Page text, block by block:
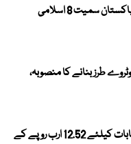
غزہ میں اسرائیلی کارروائیوں پر پاکستان سمیت 8 اسلامی
طرز بنانے کا منصوبہ،
پنجاب حکومت نے بلدیاتی انتخابات کیلئے 12.52 ارب روپے کے